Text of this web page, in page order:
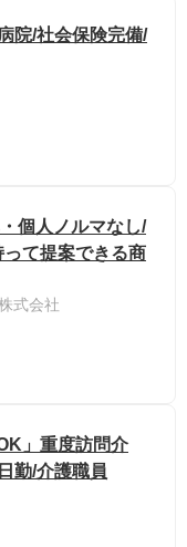
院/社会保険完備/
個人ノルマなし/
て提案できる商
式会社
」重度訪問介
勤/介護職員